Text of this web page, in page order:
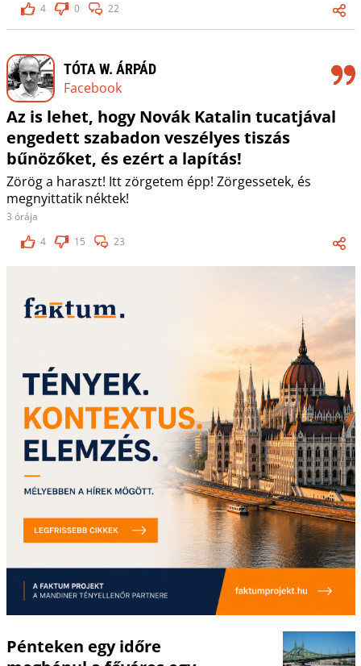
4
0 22
TÓTA W. ÁRPÁD
Facebook
Az is lehet, hogy Novák Katalin tucatjával
engedett szabadon veszélyes tiszás
bűnözőket, és ezért a lapítás!
Zörög a haraszt! Itt zörgetem épp! Zörgessetek, és
megnyittatik néktek!
3 órája
4
15 23
Pénteken egy időre